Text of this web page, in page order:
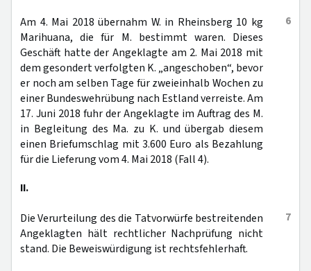
6
Am 4. Mai 2018 übernahm W. in Rheinsberg 10 kg
Marihuana, die für M. bestimmt waren. Dieses
Geschäft hatte der Angeklagte am 2. Mai 2018 mit
dem gesondert verfolgten K. „angeschoben“, bevor
er noch am selben Tage für zweieinhalb Wochen zu
einer Bundeswehrübung nach Estland verreiste. Am
17. Juni 2018 fuhr der Angeklagte im Auftrag des M.
in Begleitung des Ma. zu K. und übergab diesem
einen Briefumschlag mit 3.600 Euro als Bezahlung
für die Lieferung vom 4. Mai 2018 (Fall 4).
II.
7
Die Verurteilung des die Tatvorwürfe bestreitenden
Angeklagten hält rechtlicher Nachprüfung nicht
stand. Die Beweiswürdigung ist rechtsfehlerhaft.